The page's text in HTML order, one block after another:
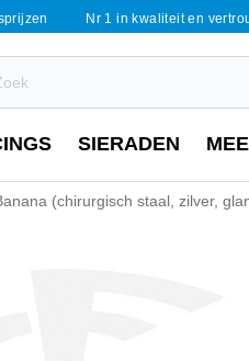
Nr 1 in kwaliteit en
SIERADEN
(chirurgisch staal, zilver,